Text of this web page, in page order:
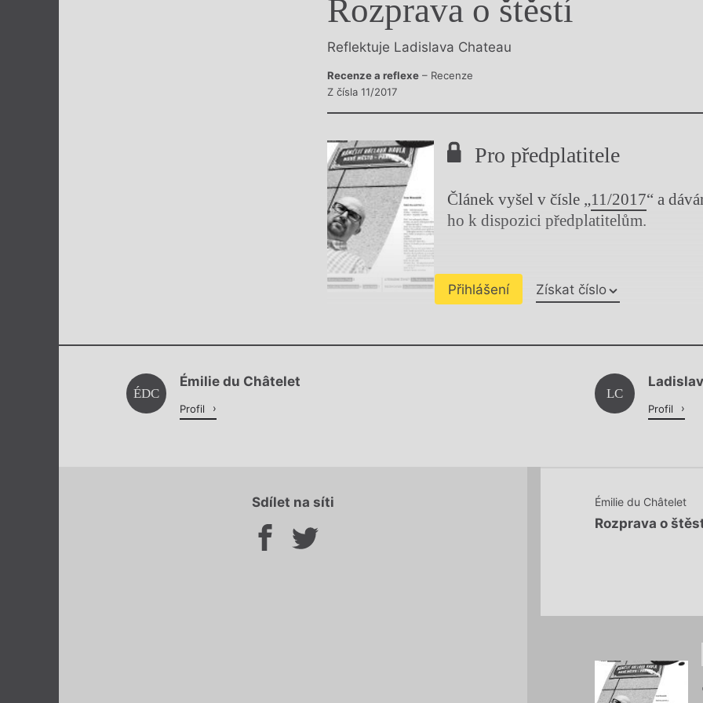
Výroční cenyRozprava o štěstí
Reflektuje Ladislava Chateau
Recenze a reflexe – Recenze
Z čísla 11/2017
Pro předplatitele
Článek vyšel v čísle „11/2017“ a
ho k dispozici předplatitelům.
Přihlášení Získat číslo
Chviličku.
ÉDC
Émilie du Châtelet
Profil
LC
Profil
Sdílet na síti Émilie du Châtelet
Rozprava o